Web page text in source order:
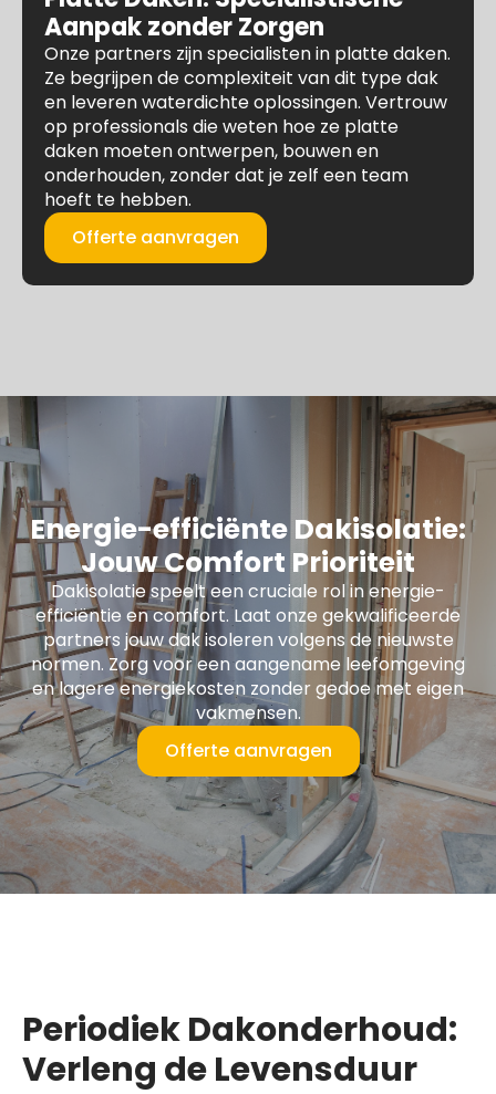
Aanpak zonder Zorgen
Onze partners zijn specialisten in platte daken.
Ze begrijpen de complexiteit van dit type dak
en leveren waterdichte oplossingen. Vertrouw
op professionals die weten hoe ze platte
daken moeten ontwerpen, bouwen en
onderhouden, zonder dat je zelf een team
hoeft te hebben.
Offerte aanvragen
Energie-efficiënte Dakisolatie:
Jouw Comfort Prioriteit
Dakisolatie speelt een cruciale rol in energie-
efficiëntie en comfort. Laat onze gekwalificeerde
partners jouw dak isoleren volgens de nieuwste
normen. Zorg voor een aangename leefomgeving
en lagere energiekosten zonder gedoe met eigen
vakmensen.
Offerte aanvragen
Periodiek Dakonderhoud:
Verleng de Levensduur